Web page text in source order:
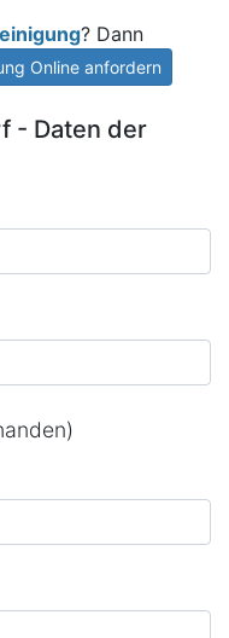
? Dann
Online anfordern
- Daten der